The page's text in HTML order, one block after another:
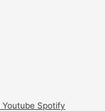
Youtube Spotify